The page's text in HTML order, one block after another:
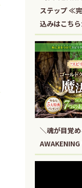
ステップ ≪
込みはこ
＼魂が目覚